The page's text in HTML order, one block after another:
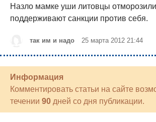
Назло мамке уши литовцы
поддерживают санкции против себя.
так им и надо 25 марта 2012 21:44
Информация
Комментировать статьи на сайте
течении 90 дней со дня публикации.